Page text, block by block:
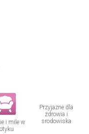
i mile w
Przyjazne dla
zdrowia i
srodowiska